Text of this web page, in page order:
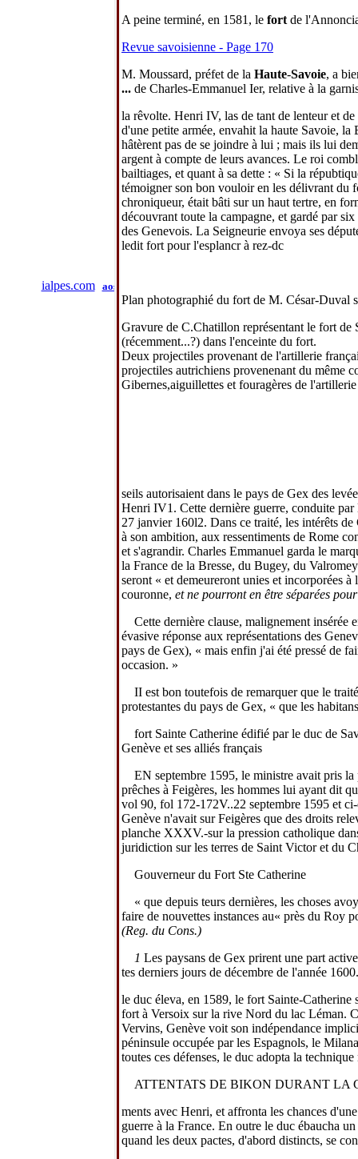
ialpes.com aoste
administration mentions légales
A peine terminé, en 1581, le fort de
Revue savoisienne ‎ - Page 170
M. Moussard, préfet de la Haute-Savoie, a
... de Charles-Emmanuel Ier, relative à la
la rêvolte. Henri IV, las de tant de lenteur et
d'une petite armée, envahit la haute Savoie, la
hâtèrent pas de se joindre à lui ; mais ils lui
argent à compte de leurs avances. Le roi
bailtiages, et quant à sa dette : « Si la
témoigner son bon vouloir en les délivrant du
chroniqueur, était bâti sur un haut tertre, en
découvrant toute la campagne, et gardé par
des Genevois. La Seigneurie envoya ses
ledit fort pour l'esplancr à rez-dc
Plan photographié du fort de M. César-Duval
Gravure de C.Chatillon représentant le fort
(récemment...?) dans l'enceinte du fort.
Deux projectiles provenant de l'artillerie
projectiles autrichiens provenenant du même
Gibernes,aiguillettes et fouragères de
seils autorisaient dans le pays de Gex des
Henri IV1 . Cette dernière guerre, conduite
27 janvier 160l2. Dans ce traité, les intérêts
à son ambition, aux ressentiments de Rome
et s'agrandir. Charles Emmanuel garda le
la France de la Bresse, du Bugey, du
seront « et demeureront unies et incorporées
couronne, et ne pourront en être séparées
Cette dernière clause, malignement insérée
évasive réponse aux représentations des
pays de Gex), « mais enfin j'ai été pressé de
occasion. »
II est bon toutefois de remarquer que le
protestantes du pays de Gex, « que les
fort Sainte Catherine édifié par le duc de
Genève et ses alliés français
EN septembre 1595, le ministre avait pris
prêches à Feigères, les hommes lui ayant dit
vol 90, fol 172-172V..22 septembre 1595 et
Genève n'avait sur Feigères que des droits
planche XXXV.-sur la pression catholique
juridiction sur les terres de Saint Victor et du
Gouverneur du Fort Ste Catherine
« que depuis teurs dernières, les choses
faire de nouvettes instances au« près du Roy
(Reg. du Cons.)
1 Les paysans de Gex prirent une part
tes derniers jours de décembre de l'année
le duc éleva, en 1589, le fort Sainte-
fort à Versoix sur la rive Nord du lac Léman.
Vervins, Genève voit son indépendance
péninsule occupée par les Espagnols, le
toutes ces défenses, le duc adopta la
ATTENTATS DE BIKON DURANT LA
ments avec Henri, et affronta les chances
guerre à la France. En outre le duc ébaucha
quand les deux pactes, d'abord distincts, se